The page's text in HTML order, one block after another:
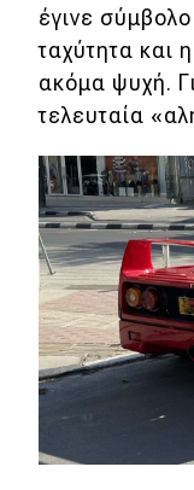
έγινε
ταχύτητα και
ακόμα ψυχή.
τελευταία